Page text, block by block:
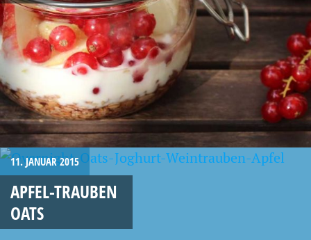
11. JANUAR 2015
APFEL-TRAUBEN
OATS